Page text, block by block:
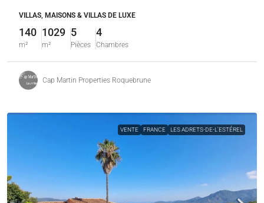
VILLAS, MAISONS & VILLAS DE LUXE
140
m²
1029
m²
5
Pièces
4
Chambres
Cap Martin Properties Roquebrune
VENTE FRANCE LES ADRETS-DE-L'ESTÉREL